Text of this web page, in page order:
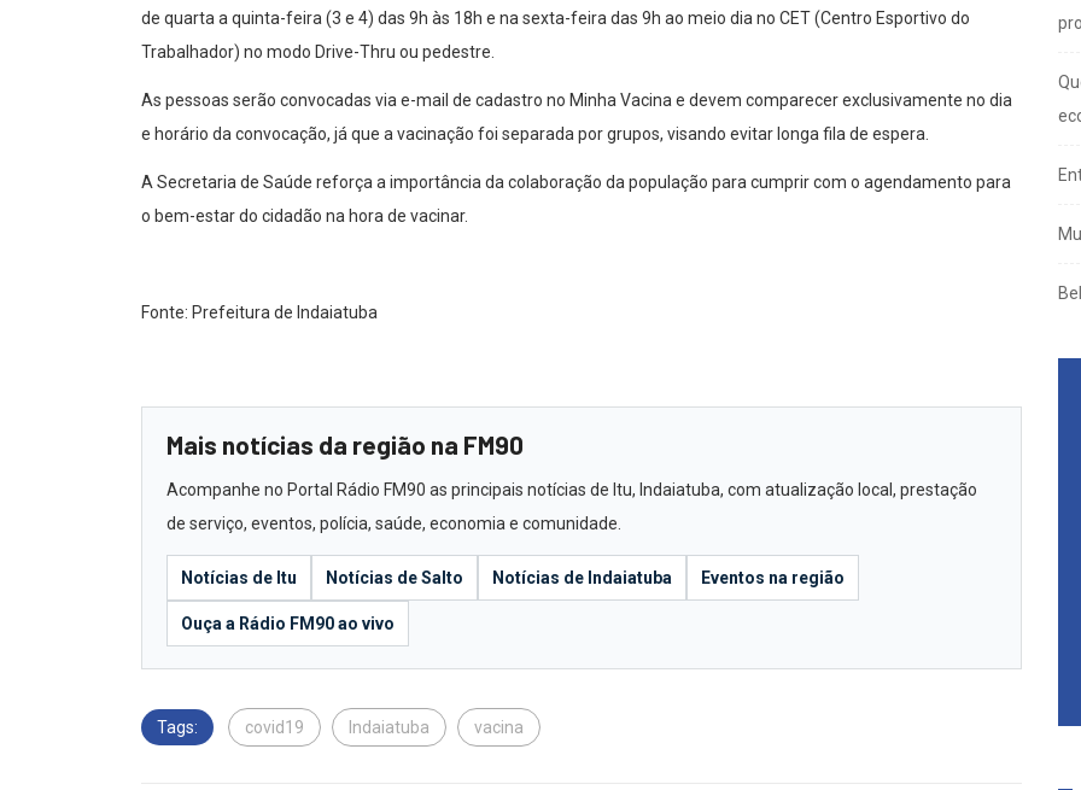
de quarta a quinta-feira (3 e 4) das 9h às 18h e na sexta-feira das 9h ao meio dia no CET (Centro Esportivo do
Trabalhador) no modo Drive-Thru ou pedestre.
As pessoas serão convocadas via e-mail de cadastro no Minha Vacina e devem comparecer exclusivamente no dia
e horário da convocação, já que a vacinação foi separada por grupos, visando evitar longa fila de espera.
A Secretaria de Saúde reforça a importância da colaboração da população para cumprir com o agendamento para
o bem-estar do cidadão na hora de vacinar.
Fonte: Prefeitura de Indaiatuba
Mais notícias da região na FM90
Acompanhe no Portal Rádio FM90 as principais notícias de Itu, Indaiatuba, com atualização local, prestação
de serviço, eventos, polícia, saúde, economia e comunidade.
Notícias de Itu Notícias de Salto Notícias de Indaiatuba Eventos na região
Ouça a Rádio FM90 ao vivo
Tags: covid19 Indaiatuba vacina